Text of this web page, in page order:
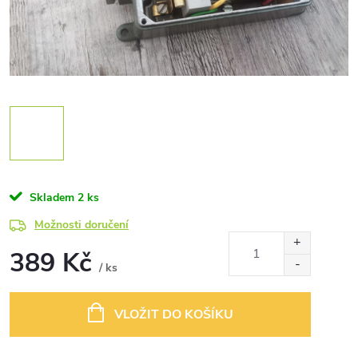
Skladem 2 ks
Možnosti doručení
389 Kč / ks
VLOŽIT DO KOŠÍKU